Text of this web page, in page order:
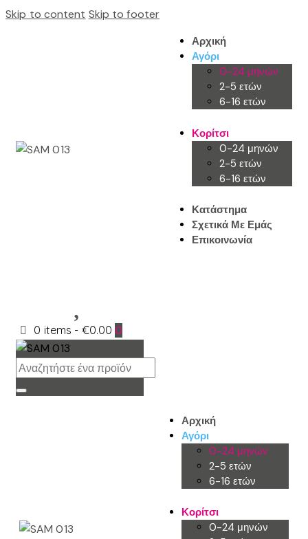
Skip to content Skip to footer
Αρχική
Αγόρι
0-24 μηνών
2-5 ετών
6-16 ετών
Κορίτσι
0-24 μηνών
2-5 ετών
6-16 ετών
Κατάστημα
Σχετικά Με Εμάς
Επικοινωνία
0 items - €0.00 0
Αρχική
Αγόρι
0-24 μηνών
2-5 ετών
6-16 ετών
Κορίτσι
0-24 μηνών